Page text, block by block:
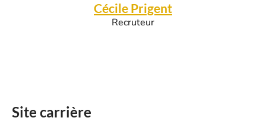
Cécile Prigent
Recruteur
Site carrière